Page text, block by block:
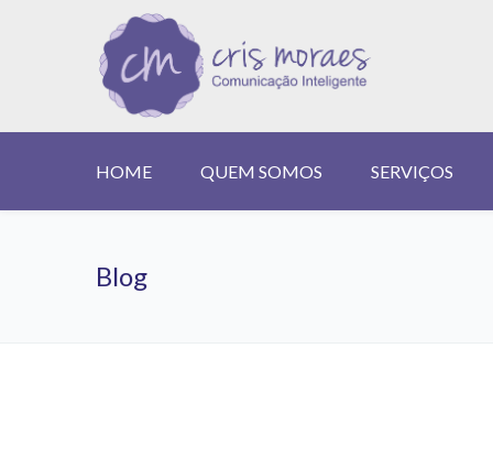
HOME QUEM SOMOS SERVIÇOS
Blog